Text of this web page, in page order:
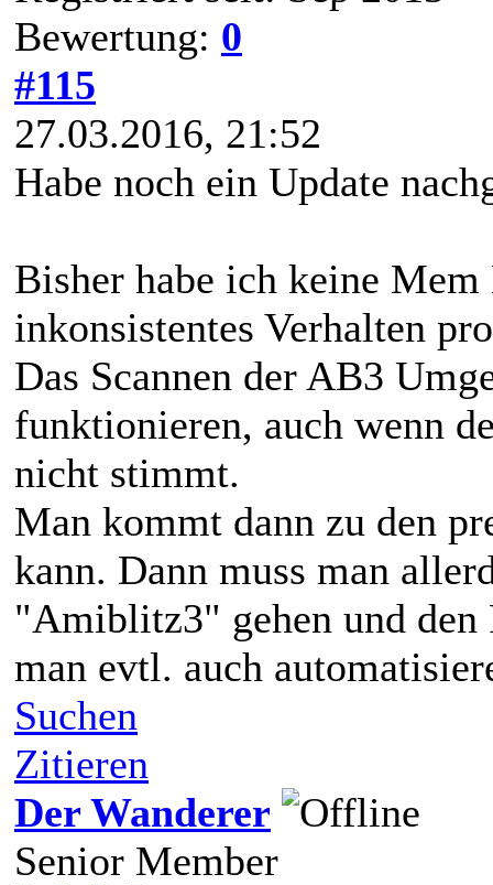
Bewertung: 0
#115
27.03.2016, 21:52
Habe noch ein Update
Bisher habe ich keine
inkonsistentes Verhalten
Das Scannen der AB3
funktionieren, auch wenn
nicht stimmt.
Man kommt dann zu den
kann. Dann muss man
"Amiblitz3" gehen und den
man evtl. auch
Suchen
Zitieren
Der Wanderer
Senior Member